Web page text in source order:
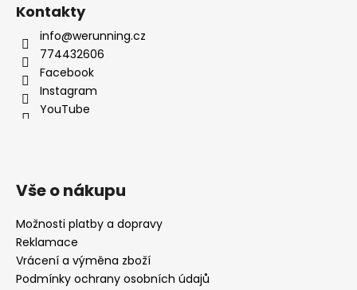
Kontakty
info@werunning.cz
774432606
Facebook
Instagram
YouTube
Vše o nákupu
Možnosti platby a dopravy
Reklamace
Vrácení a výměna zboží
Podmínky ochrany osobních údajů